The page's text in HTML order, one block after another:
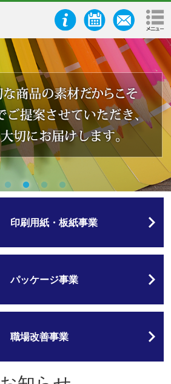
印刷用紙・板紙事業
パッケージ事業
職場改善事業